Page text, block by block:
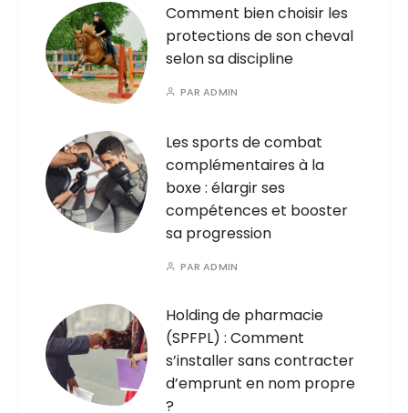
Comment bien choisir les
protections de son cheval
selon sa discipline
PARADMIN
Les sports de combat
complémentaires à la
boxe : élargir ses
compétences et booster
sa progression
PARADMIN
Holding de pharmacie
(SPFPL) : Comment
s’installer sans contracter
d’emprunt en nom propre
?